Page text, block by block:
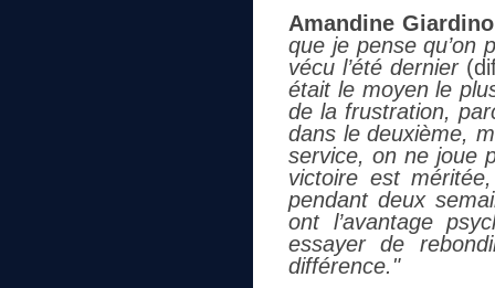
Amandine
que je pense qu’on
vécu l’été dernier
était le moyen le
de la frustration,
dans le deuxième,
service, on ne joue
victoire est
pendant deux
ont l’avantage
essayer de
différence."